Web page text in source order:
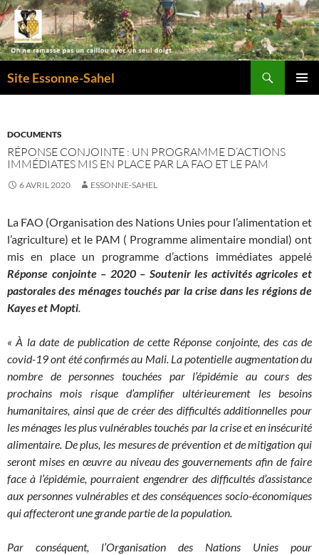
Site Essonne-Sahel
DOCUMENTS
RÉPONSE CONJOINTE : UN PROGRAMME D’ACTIONS
IMMÉDIATES MIS EN PLACE PAR LA FAO ET LE PAM
6 AVRIL 2020 ESSONNE-SAHEL
La FAO (Organisation des Nations Unies pour l’alimentation et
l’agriculture) et le PAM ( Programme alimentaire mondial) ont
mis en place un programme d’actions immédiates appelé
Réponse conjointe – 2020 – Soutenir les activités agricoles et
pastorales des ménages touchés par la crise dans les régions de
Kayes et Mopti.
« À la date de publication de cette Réponse conjointe, des cas de
covid-19 ont été confirmés au Mali. La potentielle augmentation du
nombre de personnes touchées par l’épidémie au cours des
prochains mois risque d’amplifier ultérieurement les besoins
humanitaires, ainsi que de créer des difficultésadditionnelles pour
les ménages les plus vulnérables touchés par la crise et en insécurité
alimentaire. De plus, les mesures de prévention et de mitigation qui
seront mises en œuvre au niveau des gouvernements afin de faire
face à l’épidémie, pourraient engendrer des difficultés d’assistance
aux personnes vulnérables et des conséquences socio-économiques
qui affecterontune grande partie de la population.
Par conséquent, l’Organisation des Nations Unies pour